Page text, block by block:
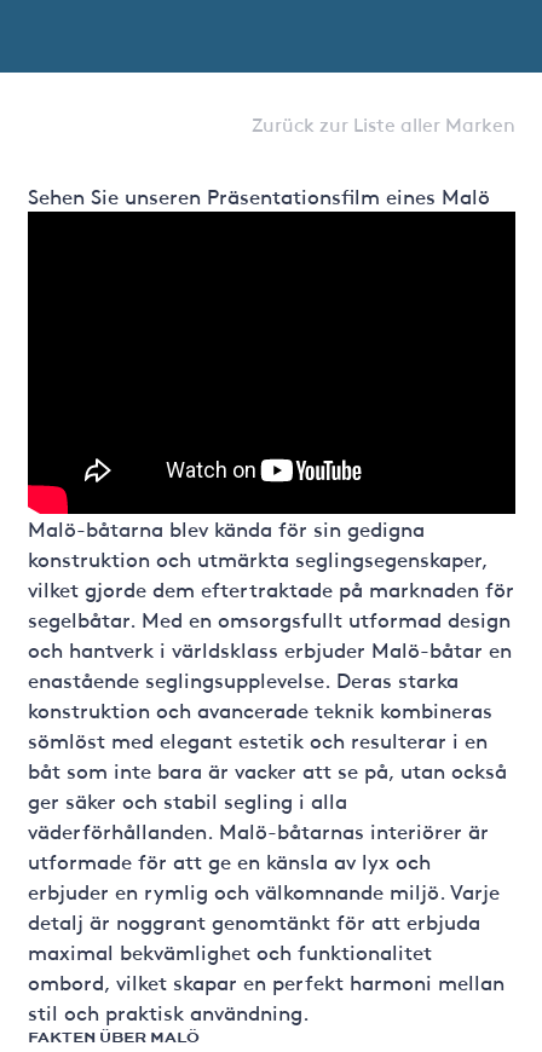
Zurück zur Liste aller Marken
Sehen Sie unseren Präsentationsfilm eines Malö
Malö-båtarna blev kända för sin gedigna
konstruktion och utmärkta seglingsegenskaper,
vilket gjorde dem eftertraktade på marknaden för
segelbåtar. Med en omsorgsfullt utformad design
och hantverk i världsklass erbjuder Malö-båtar en
enastående seglingsupplevelse. Deras starka
konstruktion och avancerade teknik kombineras
sömlöst med elegant estetik och resulterar i en
båt som inte bara är vacker att se på, utan också
ger säker och stabil segling i alla
väderförhållanden. Malö-båtarnas interiörer är
utformade för att ge en känsla av lyx och
erbjuder en rymlig och välkomnande miljö. Varje
detalj är noggrant genomtänkt för att erbjuda
maximal bekvämlighet och funktionalitet
ombord, vilket skapar en perfekt harmoni mellan
stil och praktisk användning.
FAKTEN ÜBER MALÖ